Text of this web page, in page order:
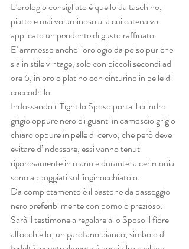
L’orologio consigliato è quello da taschino,
piatto e mai voluminoso alla cui catena va
applicato un pendente di gusto raffinato.
E' ammesso anche l’orologio da polso pur che
sia in stile vintage, solo con piccoli secondi ad
ore 6, in oro o platino con cinturino in pelle di
coccodrillo.
Indossando il Tight lo Sposo porta il cilindro
grigio oppure nero e i guanti in camoscio grigio
chiaro oppure in pelle di cervo, che però deve
evitare d’indossare, essi vanno tenuti
rigorosamente in mano e durante la cerimonia
sono appoggiati sull’inginocchiatoio.
Da completamento è il bastone da passeggio
nero preferibilmente con pomolo prezioso.
Sarà il testimone a regalare allo Sposo il fiore
all'occhiello, un garofano bianco, simbolo di